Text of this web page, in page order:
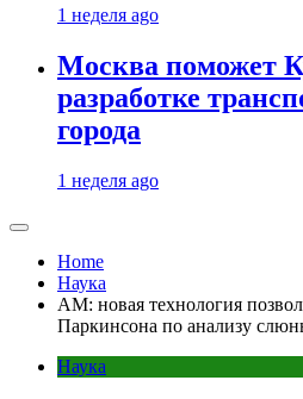
1 неделя ago
Москва поможет
разработке
города
1 неделя ago
Home
Наука
AM: новая технология
Паркинсона по анализу
Наука